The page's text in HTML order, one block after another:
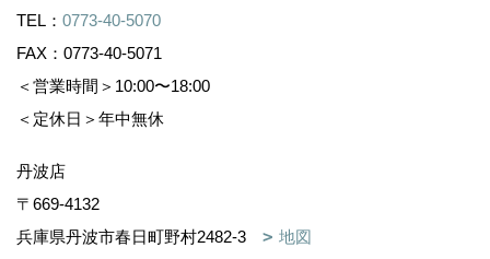
TEL： 0773-40-5070
FAX：0773-40-5071
＜営業時間＞10:00〜18:00
＜定休日＞年中無休
丹波店
〒669-4132
兵庫県丹波市春日町野村2482-3
地図